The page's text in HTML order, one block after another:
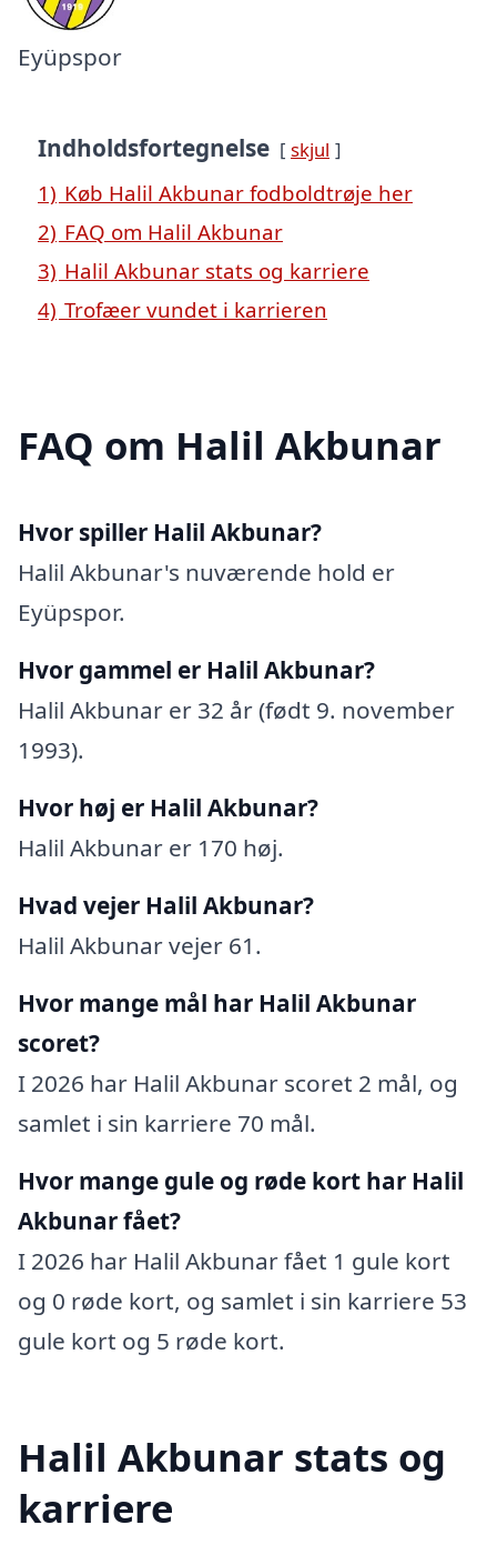
Eyüpspor
Indholdsfortegnelse skjul
1) Køb Halil Akbunar fodboldtrøje her
2) FAQ om Halil Akbunar
3) Halil Akbunar stats og karriere
4) Trofæer vundet i karrieren
FAQ om Halil Akbunar
Hvor spiller Halil Akbunar?
Halil Akbunar's nuværende hold er
Eyüpspor.
Hvor gammel er Halil Akbunar?
Halil Akbunar er 32 år (født 9. november
1993).
Hvor høj er Halil Akbunar?
Halil Akbunar er 170 høj.
Hvad vejer Halil Akbunar?
Halil Akbunar vejer 61.
Hvor mange mål har Halil Akbunar
scoret?
I 2026 har Halil Akbunar scoret 2 mål, og
samlet i sin karriere 70 mål.
Hvor mange gule og røde kort har Halil
Akbunar fået?
I 2026 har Halil Akbunar fået 1 gule kort
og 0 røde kort, og samlet i sin karriere 53
gule kort og 5 røde kort.
Halil Akbunar stats og
karriere